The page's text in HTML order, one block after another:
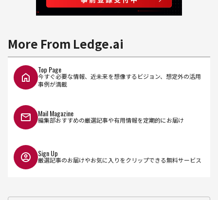
More From Ledge.ai
Top Page
今すぐ必要な情報、近未来を想像するビジョン、想定外の活用
事例が満載
Mail Magazine
編集部おすすめの厳選記事や有用情報を定期的にお届け
Sign Up
厳選記事のお届けやお気に入りをクリップできる無料サービス